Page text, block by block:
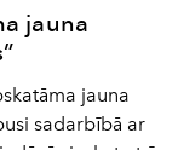
jauna
jauna
sadarbībā ar